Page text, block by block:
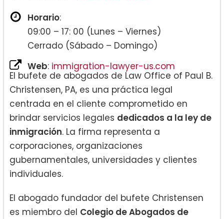
Horario:
09:00 – 17: 00 (Lunes – Viernes)
Cerrado (Sábado – Domingo)
Web: immigration-lawyer-us.com
El bufete de abogados de Law Office of Paul B.
Christensen, PA, es una práctica legal
centrada en el cliente comprometido en
brindar servicios legales dedicados a la ley de
inmigración. La firma representa a
corporaciones, organizaciones
gubernamentales, universidades y clientes
individuales.
El abogado fundador del bufete Christensen
es miembro del Colegio de Abogados de